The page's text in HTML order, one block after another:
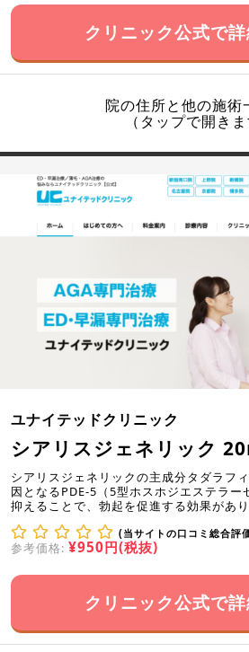
クリニック公式で
院の住所と他の施
（タップで開きま
ユナイテッドクリニック
シアリスジェネリック
シアリスジェネリックの主成分タダラフ
因となるPDE-5（5型ホスホジエステラー
抑えることで、勃起を促進する効果があり
(当サイトの口コミ総合評
参考価格: ¥950円(税抜)
クリニック公式で